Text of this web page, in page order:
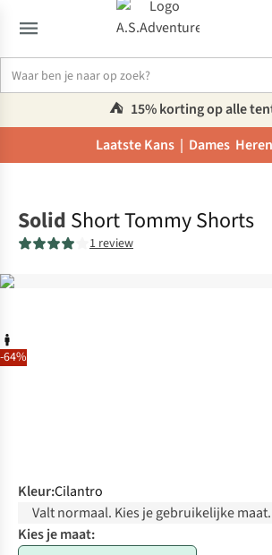
⛺️ 15% korting op alle
Laatste Kans | Dames Heren
-64%
Solid Short Tommy Shorts
1 review
Kleur:Cilantro
Valt normaal. Kies je gebruikelijke maat.
Kies je maat: